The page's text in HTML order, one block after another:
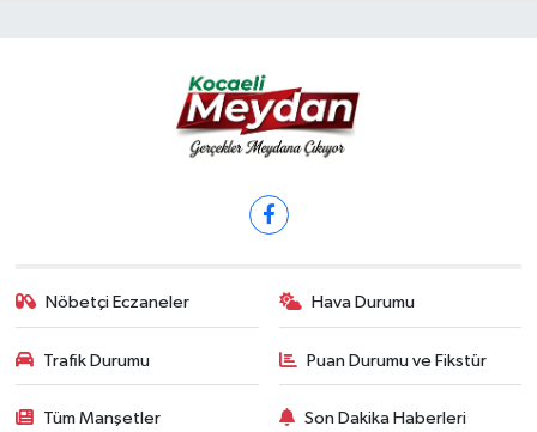
Nöbetçi Eczaneler Hava Durumu
Trafik Durumu Puan Durumu ve Fikstür
Tüm Manşetler Son Dakika Haberleri